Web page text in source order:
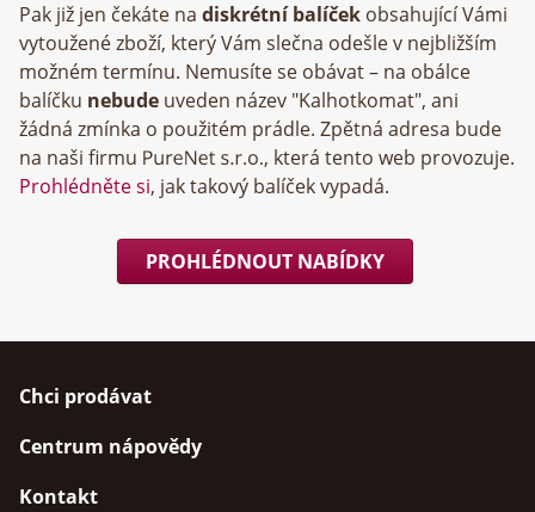
Pak již jen čekáte na diskrétní balíček obsahující Vámi
vytoužené zboží, který Vám slečna odešle v nejbližším
možném termínu. Nemusíte se obávat – na obálce
balíčku nebude uveden název "Kalhotkomat", ani
žádná zmínka o použitém prádle. Zpětná adresa bude
na naši firmu
, která tento web provozuje.
Prohlédněte si, jak takový balíček vypadá.
PROHLÉDNOUT NABÍDKY
Chci prodávat
Centrum nápovědy
Kontakt